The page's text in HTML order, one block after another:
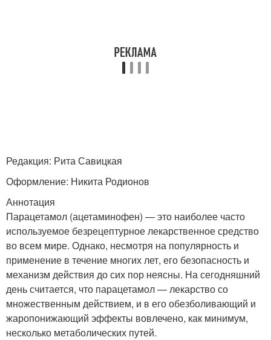
Редакция: Рита Савицкая
Оформление: Никита Родионов
Аннотация
Парацетамол (ацетаминофен) — это наиболее часто
используемое безрецептурное лекарственное средство
во всем мире. Однако, несмотря на популярность и
применение в течение многих лет, его безопасность и
механизм действия до сих пор неясны. На сегодняшний
день считается, что парацетамол — лекарство со
множественным действием, и в его обезболивающий и
жаропонижающий эффекты вовлечено, как минимум,
несколько метаболических путей.